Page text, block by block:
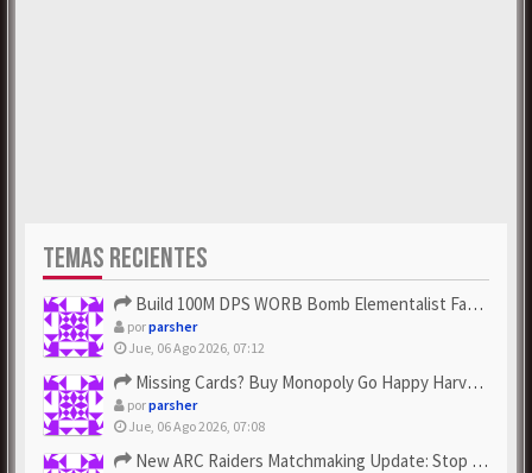
TEMAS RECIENTES
Build 100M DPS WORB Bomb Elementalist Fast - Grab POE Curren...
porparsher
Jue, 06 Ago 2026, 07:12
Missing Cards? Buy Monopoly Go Happy Harvest with Looney Tun...
porparsher
Jue, 06 Ago 2026, 07:08
New ARC Raiders Matchmaking Update: Stop Failed - Grab Bluep...